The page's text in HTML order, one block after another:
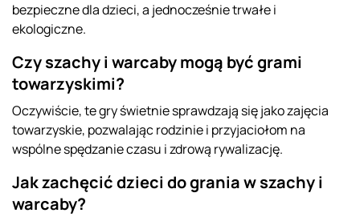
bezpieczne dla dzieci, a jednocześnie trwałe i
ekologiczne.
Czy szachy i warcaby mogą być grami
towarzyskimi?
Oczywiście, te gry świetnie sprawdzają się jako zajęcia
towarzyskie, pozwalając rodzinie i przyjaciołom na
wspólne spędzanie czasu i zdrową rywalizację.
Jak zachęcić dzieci do grania w szachy i
warcaby?